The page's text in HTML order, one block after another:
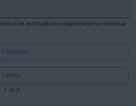
de certificado de empadronamiento Individual
Información
Tramitar